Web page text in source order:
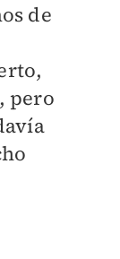
de
pero